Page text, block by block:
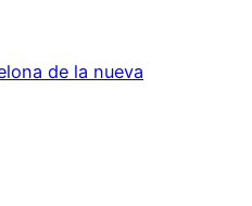
de la nueva